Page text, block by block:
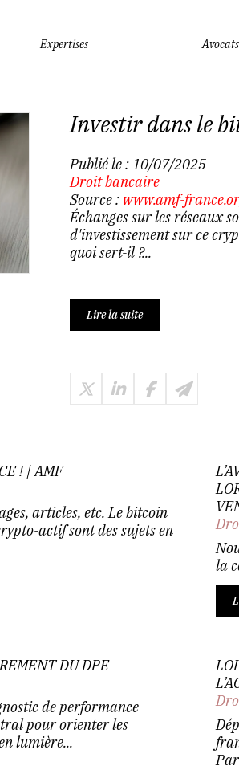
Expertises Avocats
Investir dans le
Publié le :10/07/2025
Droit bancaire
Source : www.amf-
Échanges sur les réseaux
d'investissement sur ce
quoi sert-il ?...
Lire la suite
! | AMF
articles, etc. Le bitcoin
actif sont des sujets en
la
DU DPE
de performance
pour orienter les
lumière...